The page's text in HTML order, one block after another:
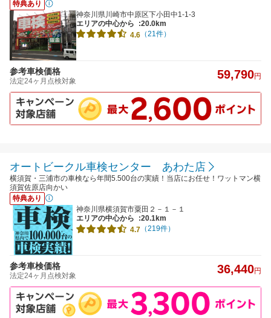
特典あり
神奈川県川崎市中原区下小田中1-1-3
エリアの中心から
:20.0km
4.6 （21件）
参考車検価格
法定24ヶ月点検対象 59,790円
オートビークル車検センター あわた店
横須賀・三浦市の車検なら年間5.500台の実績！当店にお任せ！ワットマン横
須賀佐原店向かい
特典あり
神奈川県横須賀市粟田２－１－１
エリアの中心から
:20.1km
4.7 （219件）
参考車検価格
法定24ヶ月点検対象 36,440円